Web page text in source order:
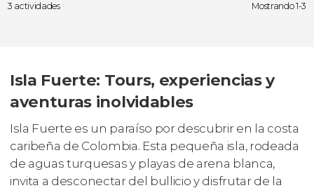
3 actividades Mostrando 1-3
Isla Fuerte: Tours, experiencias y
aventuras inolvidables
Isla Fuerte es un paraíso por descubrir en la costa
caribeña de Colombia. Esta pequeña isla, rodeada
de aguas turquesas y playas de arena blanca,
invita a desconectar del bullicio y disfrutar de la